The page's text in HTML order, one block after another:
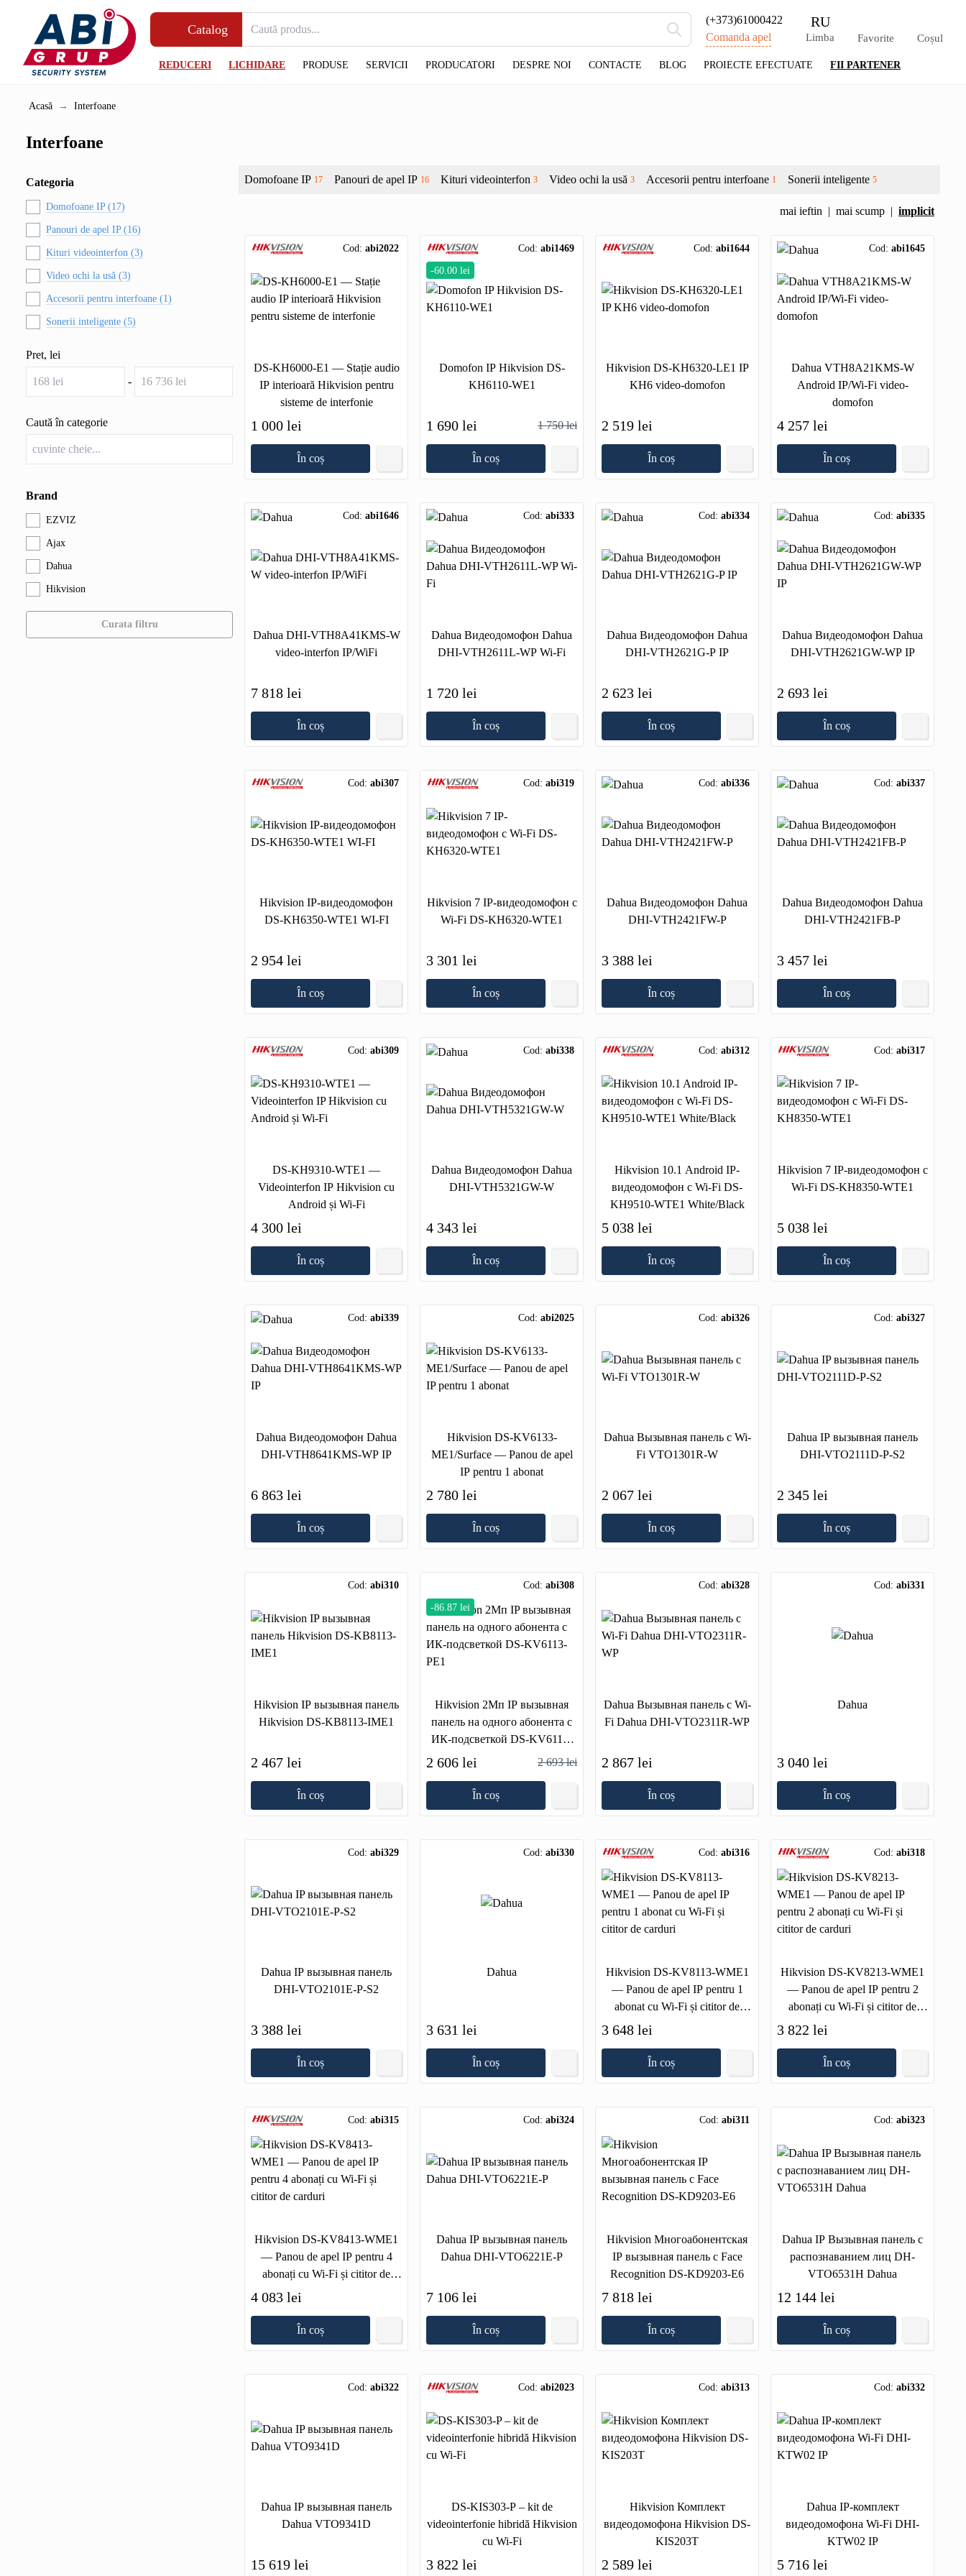
Catalog
(+373)61000422
Comanda apel
RU
Limba Favorite Coșul
REDUCERI LICHIDARE PRODUSE SERVICII PRODUCATORI DESPRE NOI CONTACTE BLOG PROIECTE EFECTUATE FII PARTENER
Acasă → Interfoane
Interfoane
Domofoane IP 17 Panouri de apel IP 16 Kituri videointerfon 3 Video ochi la usă 3 Accesorii pentru interfoane 1 Sonerii inteligente 5
mai ieftin | mai scump | implicit
Cod: abi2022
DS-KH6000-E1 — Stație audio
IP interioară Hikvision pentru
sisteme de interfonie
1 000 lei
În coș
Cod: abi1469
-60.00 lei
Domofon IP Hikvision DS-
KH6110-WE1
1 690 lei 1 750 lei
În coș
Cod: abi1644
Hikvision DS-KH6320-LE1 IP
KH6 video-domofon
2 519 lei
În coș
Cod: abi1645
Dahua VTH8A21KMS-W
Android IP/Wi-Fi video-
domofon
4 257 lei
În coș
Cod: abi1646
Dahua DHI-VTH8A41KMS-W
video-interfon IP/WiFi
7 818 lei
În coș
Cod: abi333
Dahua Видеодомофон Dahua
DHI-VTH2611L-WP Wi-Fi
1 720 lei
În coș
Cod: abi334
Dahua Видеодомофон Dahua
DHI-VTH2621G-P IP
2 623 lei
În coș
Cod: abi335
Dahua Видеодомофон Dahua
DHI-VTH2621GW-WP IP
2 693 lei
În coș
Cod: abi307
Hikvision IP-видеодомофон
DS-KH6350-WTE1 WI-FI
2 954 lei
În coș
Cod: abi319
Hikvision 7 IP-видеодомофон c
Wi-Fi DS-KH6320-WTE1
3 301 lei
În coș
Cod: abi336
Dahua Видеодомофон Dahua
DHI-VTH2421FW-P
3 388 lei
În coș
Cod: abi337
Dahua Видеодомофон Dahua
DHI-VTH2421FB-P
3 457 lei
În coș
Cod: abi309
DS-KH9310-WTE1 —
Videointerfon IP Hikvision cu
Android și Wi-Fi
4 300 lei
În coș
Cod: abi338
Dahua Видеодомофон Dahua
DHI-VTH5321GW-W
4 343 lei
În coș
Cod: abi312
Hikvision 10.1 Android IP-
видеодомофон c Wi-Fi DS-
KH9510-WTE1 White/Black
5 038 lei
În coș
Cod: abi317
Hikvision 7 IP-видеодомофон с
Wi-Fi DS-KH8350-WTE1
5 038 lei
În coș
Cod: abi339
Dahua Видеодомофон Dahua
DHI-VTH8641KMS-WP IP
6 863 lei
În coș
Cod: abi2025
Hikvision DS-KV6133-
ME1/Surface — Panou de apel
IP pentru 1 abonat
2 780 lei
În coș
Cod: abi326
Dahua Вызывная панель с Wi-
Fi VTO1301R-W
2 067 lei
În coș
Cod: abi327
Dahua IP вызывная панель
DHI-VTO2111D-P-S2
2 345 lei
În coș
Cod: abi310
Hikvision IP вызывная панель
Hikvision DS-KB8113-IME1
2 467 lei
În coș
Cod: abi308
-86.87 lei
Hikvision 2Мп IP вызывная
панель на одного абонента с
ИК-подсветкой DS-KV6113-
2 606 lei 2 693 lei
În coș
Cod: abi328
Dahua Вызывная панель с Wi-
Fi Dahua DHI-VTO2311R-WP
2 867 lei
În coș
Cod: abi331
Dahua
3 040 lei
În coș
Cod: abi329
Dahua IP вызывная панель
DHI-VTO2101E-P-S2
3 388 lei
În coș
Cod: abi330
Dahua
3 631 lei
În coș
Cod: abi316
Hikvision DS-KV8113-WME1
— Panou de apel IP pentru 1
abonat cu Wi-Fi și cititor de
3 648 lei
În coș
Cod: abi318
Hikvision DS-KV8213-WME1
— Panou de apel IP pentru 2
abonați cu Wi-Fi și cititor de
3 822 lei
În coș
Cod: abi315
Hikvision DS-KV8413-WME1
— Panou de apel IP pentru 4
abonați cu Wi-Fi și cititor de
4 083 lei
În coș
Cod: abi324
Dahua IP вызывная панель
Dahua DHI-VTO6221E-P
7 106 lei
În coș
Cod: abi311
Hikvision Многоабонентская
IP вызывная панель с Face
Recognition DS-KD9203-E6
7 818 lei
În coș
Cod: abi323
Dahua IP Вызывная панель с
распознаванием лиц DH-
VTO6531H Dahua
12 144 lei
În coș
Cod: abi322
Dahua IP вызывная панель
Dahua VTO9341D
15 619 lei
Cod: abi2023
DS-KIS303-P – kit de
videointerfonie hibridă Hikvision
cu Wi-Fi
3 822 lei
Cod: abi313
Hikvision Комплект
видеодомофона Hikvision DS-
KIS203T
2 589 lei
Cod: abi332
Dahua IP-комплект
видеодомофона Wi-Fi DHI-
KTW02 IP
5 716 lei
Categoria
Domofoane IP (17)
Panouri de apel IP (16)
Kituri videointerfon (3)
Video ochi la usă (3)
Accesorii pentru interfoane (1)
Sonerii inteligente (5)
Pret, lei
-
Caută în categorie
Brand
EZVIZ
Ajax
Dahua
Hikvision
Curata filtru